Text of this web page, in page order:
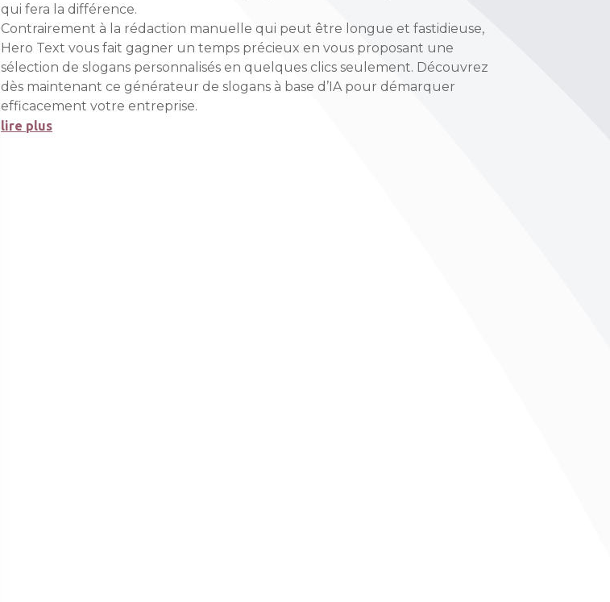
qui fera la différence.
Contrairement à la rédaction manuelle qui peut être longue et fastidieuse,
Hero Text vous fait gagner un temps précieux en vous proposant une
sélection de slogans personnalisés en quelques clics seulement. Découvrez
dès maintenant ce générateur de slogans à base d’IA pour démarquer
efficacement votre entreprise.
lire plus